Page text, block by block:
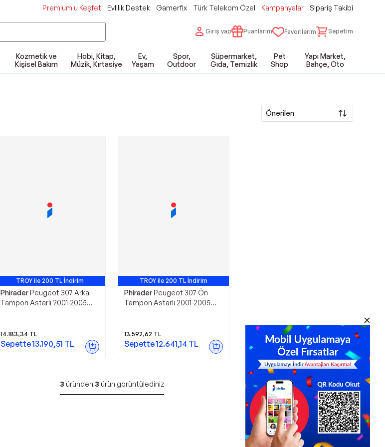
Premium'u Keşfet Evlilik Destek Gamerfix Türk Telekom Özel Kampanyalar Sipariş Takibi
Giriş yap Puanlarım Favorilerim Sepetim
Kozmetik ve
Kişisel Bakım
Hobi, Kitap,
Müzik, Kırtasiye
Ev,
Yaşam
Spor,
Outdoor
Süpermarket,
Gıda, Temizlik
Pet
Shop
Yapı Market,
Bahçe, Oto
Önerilen
TROY ile 200 TL İndirim
Phirader Peugeot 307 Arka
Tampon Astarlı 2001-2005
14.183,34 TL
Sepette13.190,51 TL
TROY ile 200 TL İndirim
Phirader Peugeot 307 Ön
Tampon Astarlı 2001-2005
13.592,62 TL
Sepette12.641,14 TL
3 üründen 3 ürün görüntülediniz